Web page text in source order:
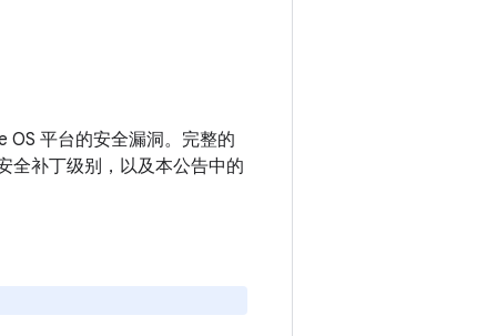
平台的安全漏洞。完整的
全补丁级别，以及本公告中的